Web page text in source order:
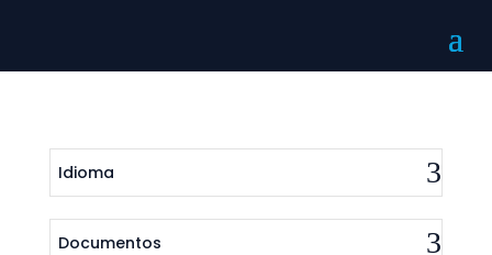
Idioma
Documentos